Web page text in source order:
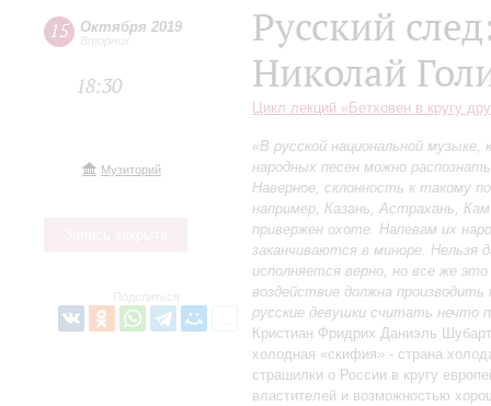
15 Октября 2019
Вторник
18:30
Музиторий
Поделиться:
Русский
Николай
Цикл лекций «Бетховен в кругу
«В русской национальной
народных песен можно
Наверное, склонность к такому
например, Казань, Астрахань,
привержен охоте. Напевам их
заканчиваются в миноре. Нельзя
исполняется верно, но все же
воздействие должна
русские девушки считать нечто
Кристиан Фридрих Даниэль
холодная «скифия» - страна
страшилки о России в кругу
властителей и возможностью